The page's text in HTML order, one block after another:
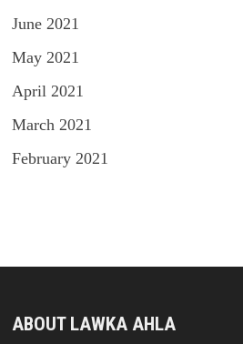
June 2021
May 2021
April 2021
March 2021
February 2021
ABOUT LAWKA AHLA